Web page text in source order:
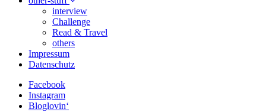
interview
Challenge
Read & Travel
others
Impressum
Datenschutz
Facebook
Instagram
Bloglovin‘